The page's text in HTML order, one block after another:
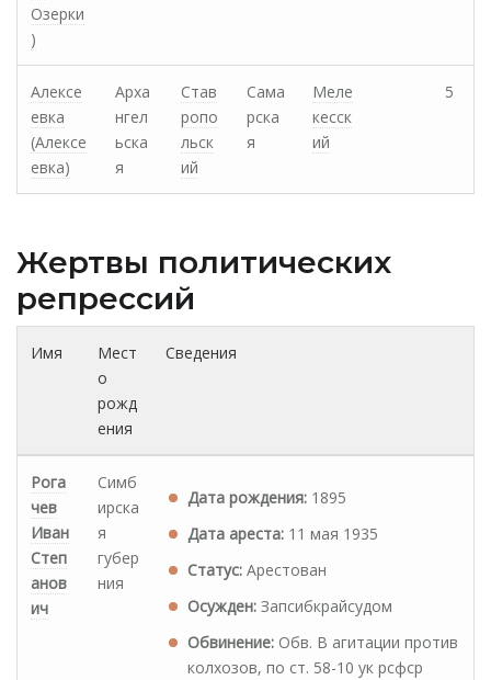
Озерки
)
Алексе
евка
(Алексе
евка)
Арха
нгел
ьска
я
Став
ропо
льск
ий
Сама
рска
я
Меле
кесск
ий
5
Жертвы политических
репрессий
Имя
Мест
о
рожд
ения
Сведения
Рога
чев
Иван
Степ
анов
ич
Симб
ирска
я
губер
ния
Дата рождения: 1895
Дата ареста: 11 мая 1935
Статус: Арестован
Осужден: Запсибкрайсудом
Обвинение: Обв. В агитации против
колхозов, по ст. 58-10 ук рсфср